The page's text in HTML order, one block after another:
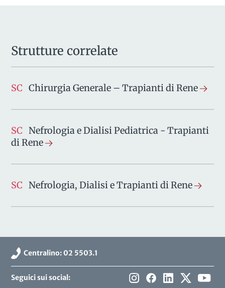
Strutture correlate
SC Chirurgia Generale – Trapianti di Rene
SC Nefrologia e Dialisi Pediatrica - Trapianti
di Rene
SC Nefrologia, Dialisi e Trapianti di Rene
Centralino: 02 5503.1
Seguici sui social: